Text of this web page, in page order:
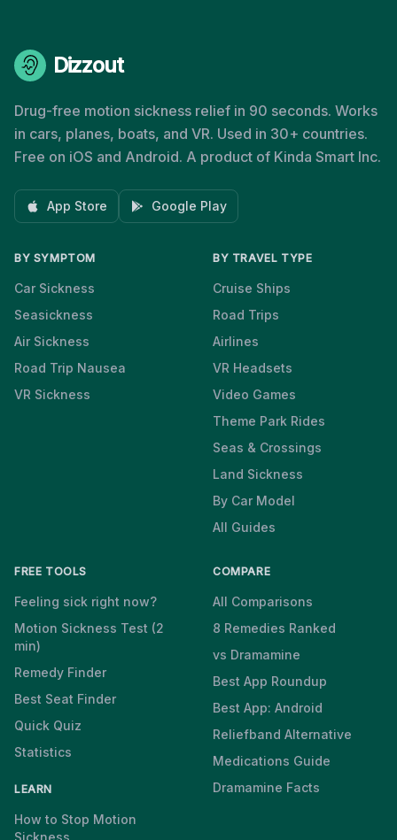
Dizzout
Drug-free motion sickness relief in 90 seconds. Works
in cars, planes, boats, and VR. Used in 30+ countries.
Free on iOS and Android. A product of Kinda Smart Inc.
App Store Google Play
BY SYMPTOM
Car Sickness
Seasickness
Air Sickness
Road Trip Nausea
VR Sickness
BY TRAVEL TYPE
Cruise Ships
Road Trips
Airlines
VR Headsets
Video Games
Theme Park Rides
Seas & Crossings
Land Sickness
By Car Model
All Guides
FREE TOOLS
Feeling sick right now?
Motion Sickness Test (2
min)
Remedy Finder
Best Seat Finder
Quick Quiz
Statistics
LEARN
How to Stop Motion
Sickness
COMPARE
All Comparisons
8 Remedies Ranked
vs Dramamine
Best App Roundup
Best App: Android
Reliefband Alternative
Medications Guide
Dramamine Facts